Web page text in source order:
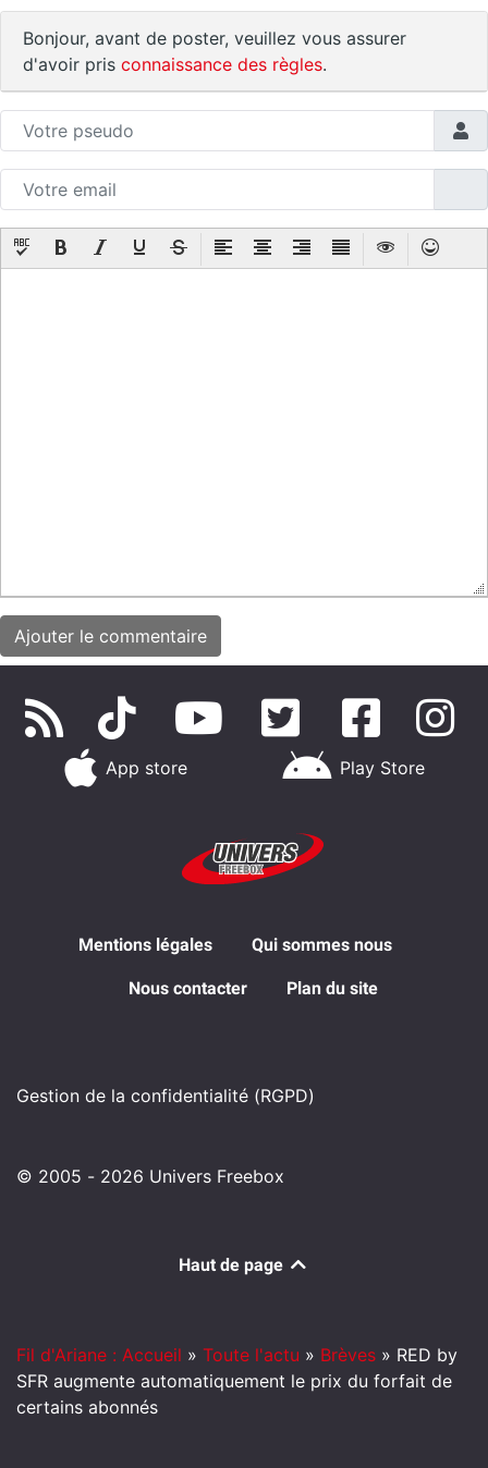
Bonjour, avant de poster, veuillez vous assurer
d'avoir pris connaissance des règles.
App store Play Store
Mentions légales Qui sommes nous
Nous contacter Plan du site
Gestion de la confidentialité (RGPD)
© 2005 - 2026 Univers Freebox
Haut de page
Fil d'Ariane : Accueil » Toute l'actu » Brèves » RED by
SFR augmente automatiquement le prix du forfait de
certains abonnés